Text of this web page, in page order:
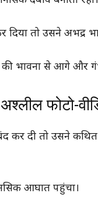
तो उसने अभद्र
की भावना से आगे और
फोटो-
कर दी तो उसने
आघात पहुंचा।